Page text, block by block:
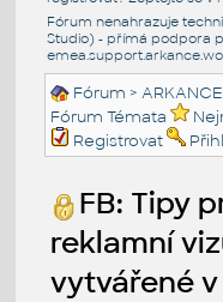
Fórum nenahrazuje
Studio) - přímá podpora
Fórum >
Fórum Témata
Registrovat
FB: Tipy
reklamní
vytvářené v